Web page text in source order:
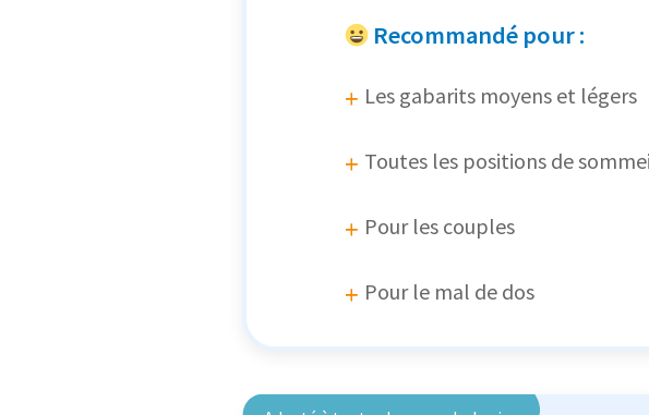
Recommandé pour :
Les gabarits moyens et légers
Toutes les positions de
Pour les couples
Pour le mal de dos